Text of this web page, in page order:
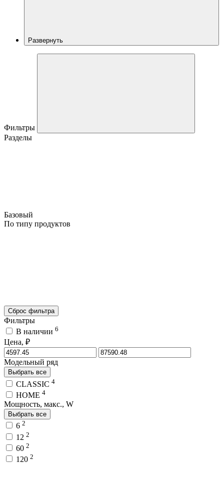
Развернуть
Фильтры
Разделы
Базовый
По типу продуктов
Сброс фильтра
Фильтры
В наличии 6
Цена, ₽
Модельный ряд
Выбрать все
CLASSIC 4
HOME 4
Мощность, макс., W
Выбрать все
6 2
12 2
60 2
120 2